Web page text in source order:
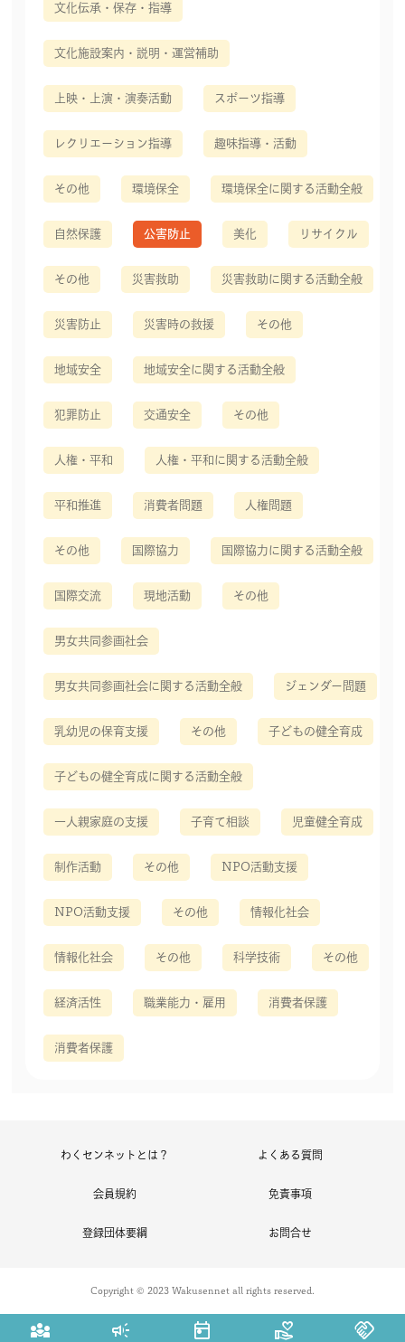
文化伝承・保存・指導
文化施設案内・説明・運営補助
上映・上演・演奏活動 スポーツ指導
レクリエーション指導 趣味指導・活動
その他 環境保全 環境保全に関する活動全般
自然保護 公害防止 美化 リサイクル
その他 災害救助 災害救助に関する活動全般
災害防止 災害時の救援 その他
地域安全 地域安全に関する活動全般
犯罪防止 交通安全 その他
人権・平和 人権・平和に関する活動全般
平和推進 消費者問題 人権問題
その他 国際協力 国際協力に関する活動全般
国際交流 現地活動 その他
男女共同参画社会
男女共同参画社会に関する活動全般 ジェンダー問題
乳幼児の保育支援 その他 子どもの健全育成
子どもの健全育成に関する活動全般
一人親家庭の支援 子育て相談 児童健全育成
制作活動 その他 NPO活動支援
NPO活動支援 その他 情報化社会
情報化社会 その他 科学技術 その他
経済活性 職業能力・雇用 消費者保護
消費者保護
わくセンネットとは？ よくある質問
会員規約 免責事項
登録団体要綱 お問合せ
Copyright © 2023 Wakusennet all rights reserved.
diversity_3 campaign today volunteer_activism handshake